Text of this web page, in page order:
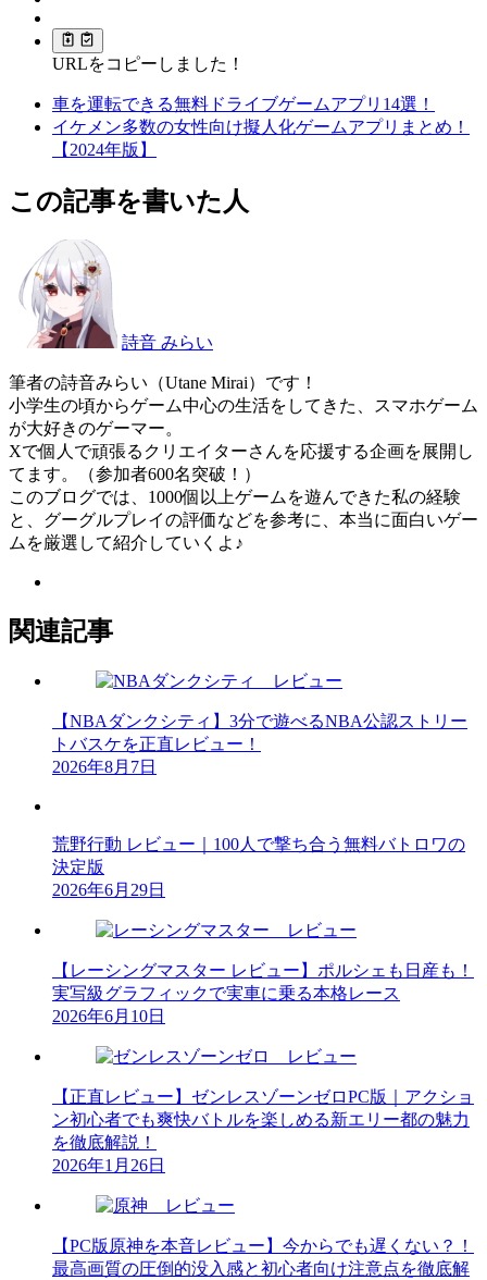
URLをコピーしました！
車を運転できる無料ドライブゲームアプリ14選！
イケメン多数の女性向け擬人化ゲームアプリまとめ！
【2024年版】
この記事を書いた人
詩音 みらい
筆者の詩音みらい（Utane Mirai）です！
小学生の頃からゲーム中心の生活をしてきた、スマホゲーム
が大好きのゲーマー。
Xで個人で頑張るクリエイターさんを応援する企画を展開し
てます。（参加者600名突破！）
このブログでは、1000個以上ゲームを遊んできた私の経験
と、グーグルプレイの評価などを参考に、本当に面白いゲー
ムを厳選して紹介していくよ♪
関連記事
【NBAダンクシティ】3分で遊べるNBA公認ストリー
トバスケを正直レビュー！
2026年8月7日
荒野行動 レビュー｜100人で撃ち合う無料バトロワの
決定版
2026年6月29日
【レーシングマスター レビュー】ポルシェも日産も！
実写級グラフィックで実車に乗る本格レース
2026年6月10日
【正直レビュー】ゼンレスゾーンゼロPC版｜アクショ
ン初心者でも爽快バトルを楽しめる新エリー都の魅力
を徹底解説！
2026年1月26日
【PC版原神を本音レビュー】今からでも遅くない？！
最高画質の圧倒的没入感と初心者向け注意点を徹底解